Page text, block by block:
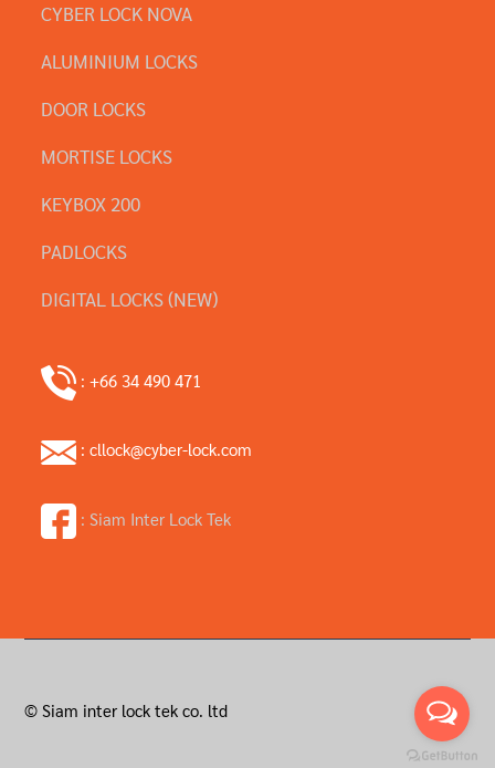
CYBER LOCK NOVA
ALUMINIUM LOCKS
DOOR LOCKS
MORTISE LOCKS
KEYBOX 200
PADLOCKS
DIGITAL LOCKS (NEW)
: +66 34 490 471
: cllock@cyber-lock.com
: Siam Inter Lock Tek
© Siam inter lock tek co. ltd